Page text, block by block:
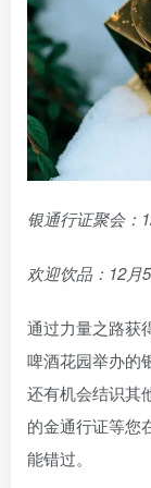
银通行证聚会：
欢迎饮品：12月
通过力量之路获
啤酒花园举办的
还有机会结识其
的金通行证等您
能错过。